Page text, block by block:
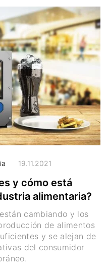
19.11.2021
y cómo está
alimentaria?
cambiando y los
de alimentos
y se alejan de
del consumidor